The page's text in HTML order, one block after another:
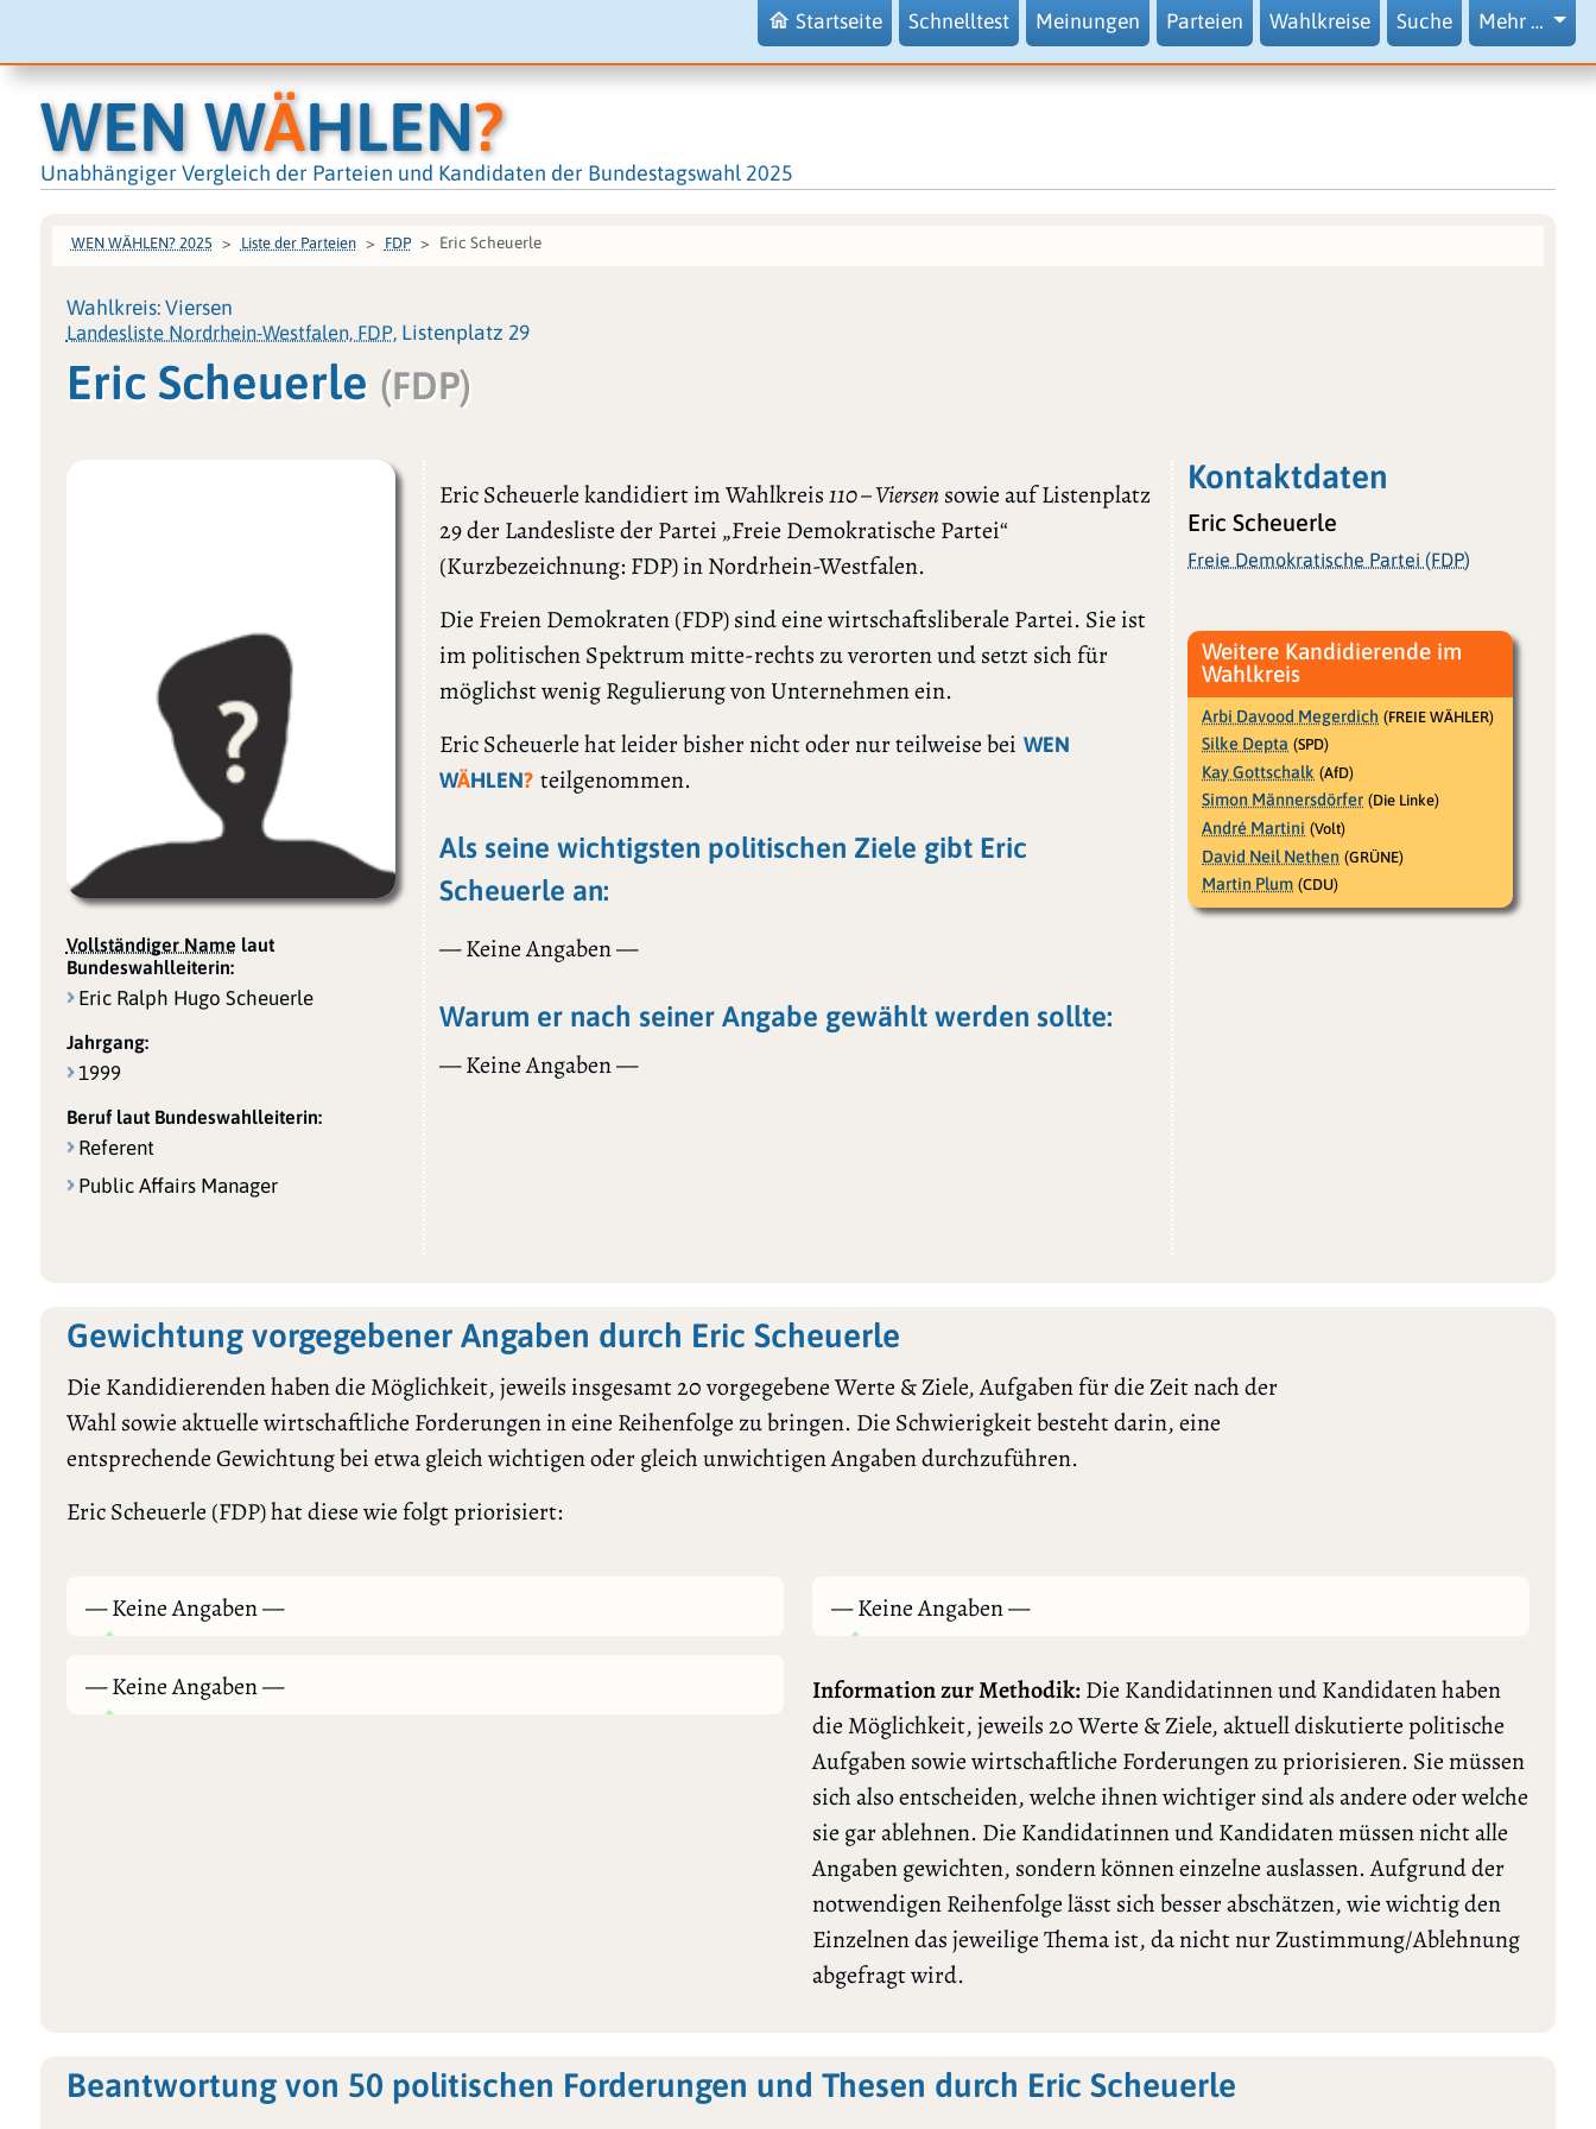
Startseite Schnelltest Meinungen Parteien Wahlkreise Suche Mehr …
WEN WÄHLEN?
Unabhängiger Vergleich der Parteien und Kandidaten der Bundestagswahl 2025
WEN WÄHLEN? 2025 Liste der Parteien FDP Eric Scheuerle
Wahlkreis: Viersen
Landesliste Nordrhein-Westfalen, FDP, Listenplatz 29
Eric Scheuerle (FDP)
Vollständiger Name laut
Bundeswahlleiterin:
Eric Ralph Hugo Scheuerle
Jahrgang:
1999
Beruf laut Bundeswahlleiterin:
Referent
Public Affairs Manager
Eric Scheuerle kandidiert im Wahlkreis110 – Viersen sowie auf Listenplatz
29 der Landesliste der Partei „Freie Demokratische Partei“
(Kurzbezeichnung: FDP) in Nordrhein-Westfalen.
Die Freien Demokraten (FDP) sind eine wirtschaftsliberale Partei. Sie ist
im politischen Spektrum mitte-rechts zu verorten und setzt sich für
möglichst wenig Regulierung von Unternehmen ein.
Eric Scheuerle hat leider bisher nicht oder nur teilweise bei WEN
WÄHLEN? teilgenommen.
Als seine wichtigsten politischen Ziele gibt Eric
Scheuerle an:
— Keine Angaben —
Warum er nach seiner Angabe gewählt werden sollte:
— Keine Angaben —
Kontaktdaten
Eric Scheuerle
Freie Demokratische Partei (FDP)
Weitere Kandidierende im
Wahlkreis
Arbi Davood Megerdich (FREIE WÄHLER)
Silke Depta (SPD)
Kay Gottschalk (AfD)
Simon Männersdörfer (Die Linke)
André Martini (Volt)
David Neil Nethen (GRÜNE)
Martin Plum (CDU)
Gewichtung vorgegebener Angaben durch Eric Scheuerle
Die Kandidierenden haben die Möglichkeit, jeweils insgesamt 20 vorgegebene Werte & Ziele, Aufgaben für die Zeit nach der
Wahl sowie aktuelle wirtschaftliche Forderungen in eine Reihenfolge zu bringen. Die Schwierigkeit besteht darin, eine
entsprechende Gewichtung bei etwa gleich wichtigen oder gleich unwichtigen Angaben durchzuführen.
Eric Scheuerle (FDP) hat diese wie folgt priorisiert:
— Keine Angaben — — Keine Angaben —
— Keine Angaben — Information zur Methodik:Die Kandidatinnen und Kandidaten haben
die Möglichkeit, jeweils 20 Werte & Ziele, aktuell diskutierte politische
Aufgaben sowie wirtschaftliche Forderungen zu priorisieren. Sie müssen
sich also entscheiden, welche ihnen wichtiger sind als andere oder welche
sie gar ablehnen. Die Kandidatinnen und Kandidaten müssen nicht alle
Angaben gewichten, sondern können einzelne auslassen. Aufgrund der
notwendigen Reihenfolge lässt sich besser abschätzen, wie wichtig den
Einzelnen das jeweilige Thema ist, da nicht nur Zustimmung/Ablehnung
abgefragt wird.
Beantwortung von 50 politischen Forderungen und Thesen durch Eric Scheuerle